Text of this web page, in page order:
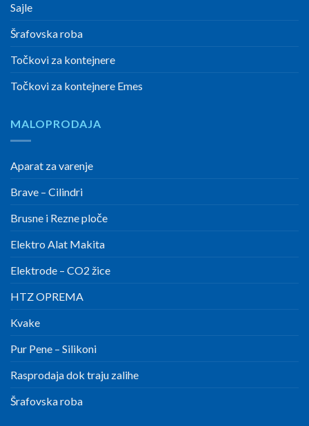
Sajle
Šrafovska roba
Točkovi za kontejnere
Točkovi za kontejnere Emes
MALOPRODAJA
Aparat za varenje
Brave – Cilindri
Brusne i Rezne ploče
Elektro Alat Makita
Elektrode – CO2 žice
HTZ OPREMA
Kvake
Pur Pene – Silikoni
Rasprodaja dok traju zalihe
Šrafovska roba